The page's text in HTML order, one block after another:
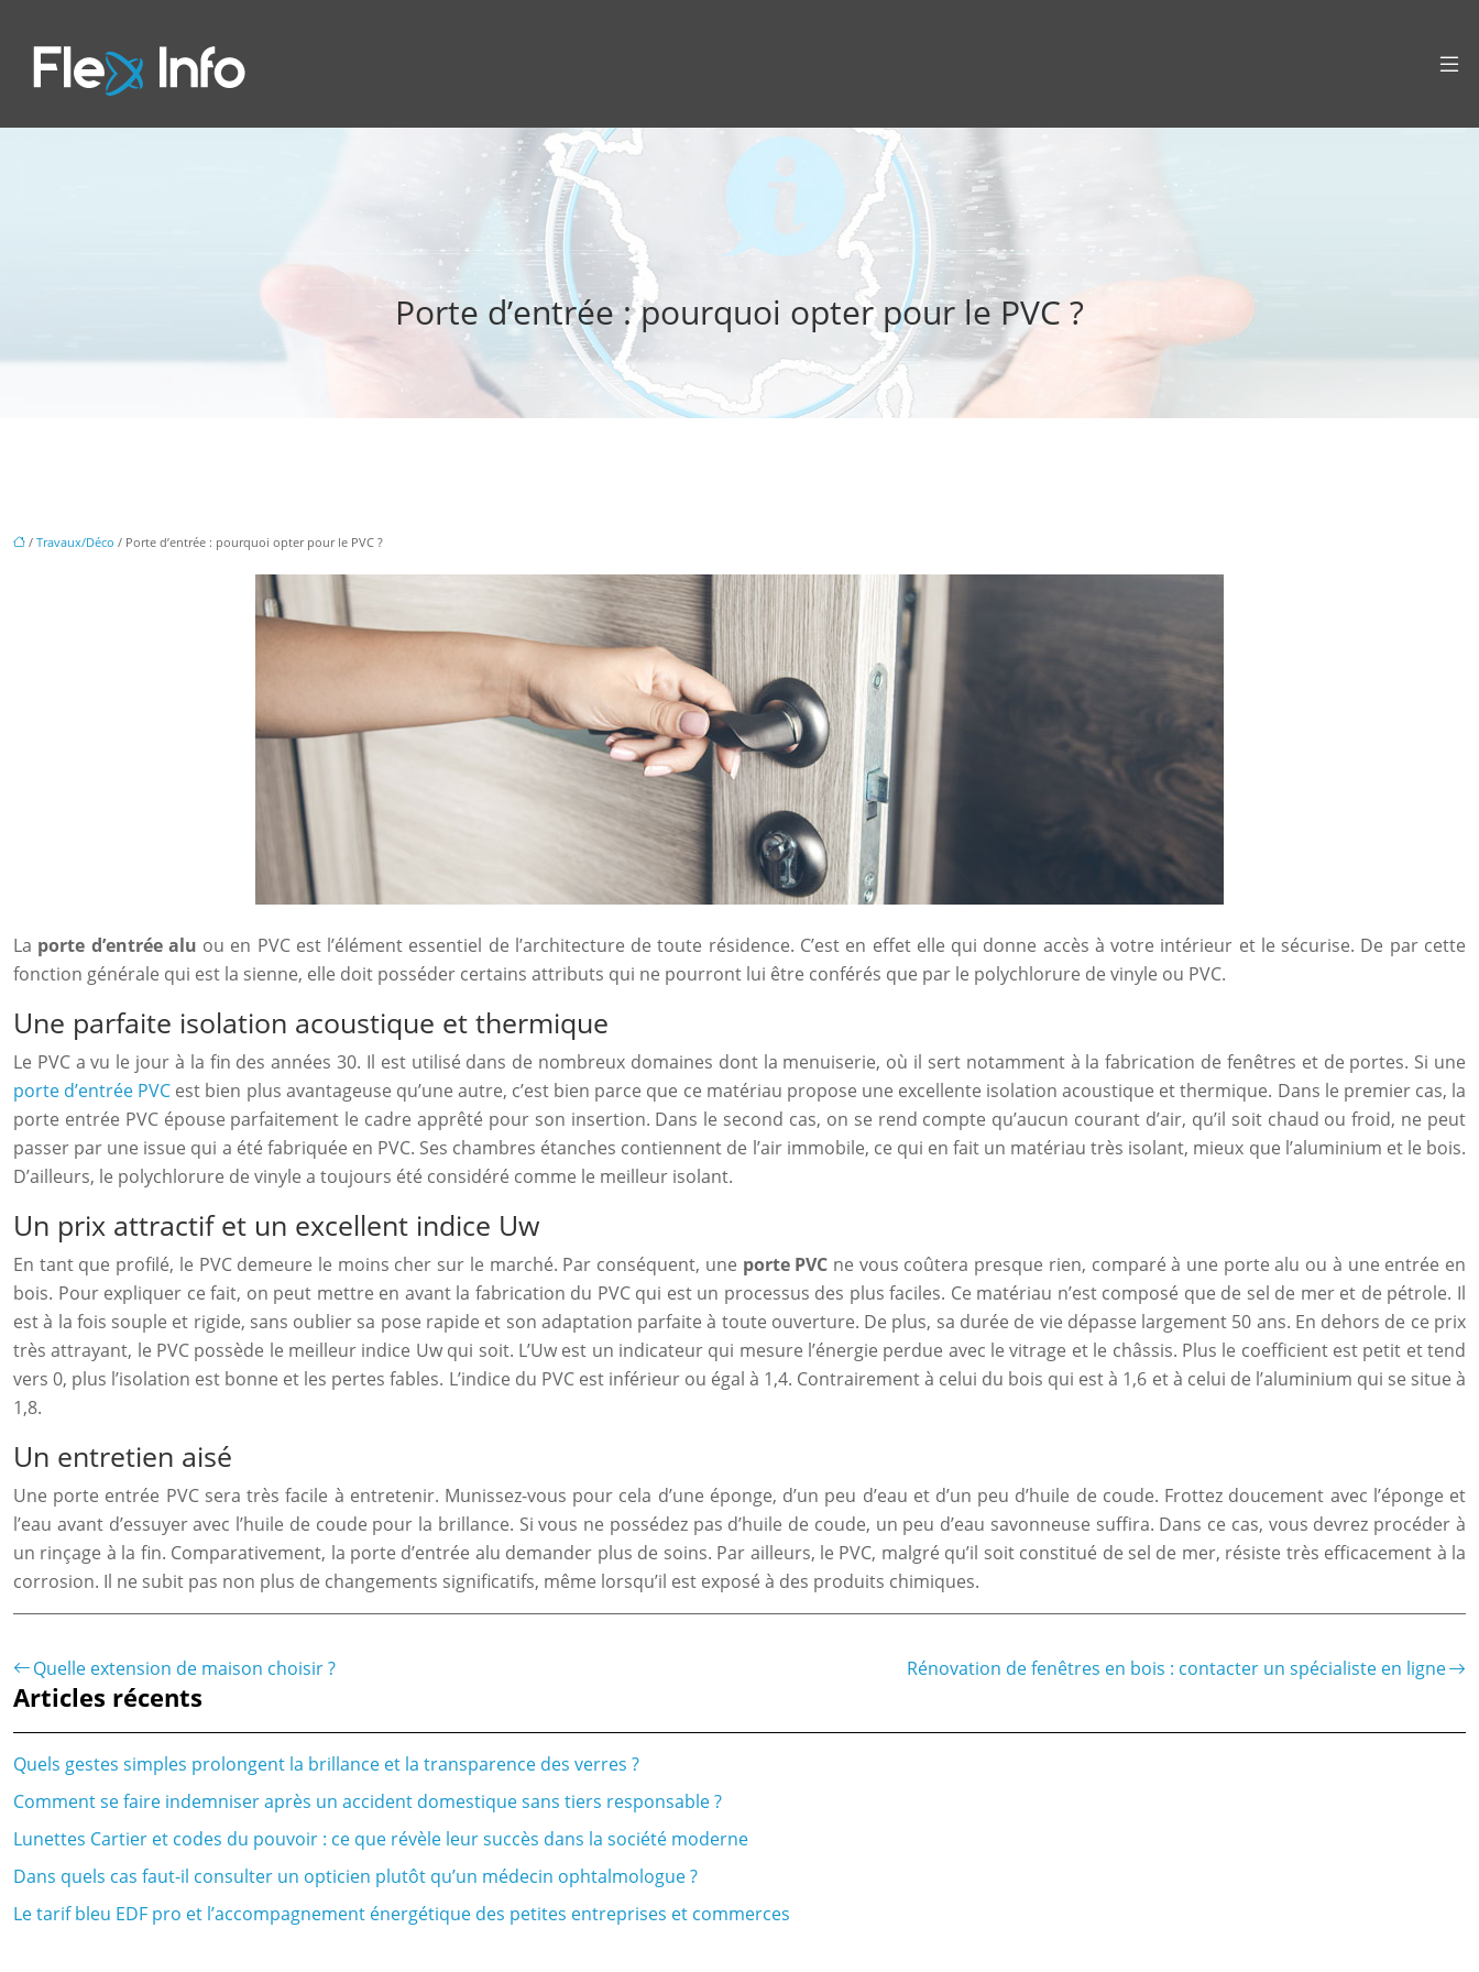
Porte d’entrée : pourquoi opter pour le PVC ?
/ Travaux/Déco / Porte d’entrée : pourquoi opter pour le PVC ?
La porte d’entrée alu ou en PVC est l’élément essentiel de l’architecture de toute résidence. C’est en effet elle qui donne accès à votre intérieur et le sécurise. De par cette
fonction générale qui est la sienne, elle doit posséder certains attributs qui ne pourront lui être conférés que par le polychlorure de vinyle ou PVC.
Une parfaite isolation acoustique et thermique
Le PVC a vu le jour à la fin des années 30. Il est utilisé dans de nombreux domaines dont la menuiserie, où il sert notamment à la fabrication de fenêtres et de portes. Si une
porte d’entrée PVC est bien plus avantageuse qu’une autre, c’est bien parce que ce matériau propose une excellente isolation acoustique et thermique. Dans le premier cas, la
porte entrée PVC épouse parfaitement le cadre apprêté pour son insertion. Dans le second cas, on se rend compte qu’aucun courant d’air, qu’il soit chaud ou froid, ne peut
passer par une issue qui a été fabriquée en PVC. Ses chambres étanches contiennent de l’air immobile, ce qui en fait un matériau très isolant, mieux que l’aluminium et le bois.
D’ailleurs, le polychlorure de vinyle a toujours été considéré comme le meilleur isolant.
Un prix attractif et un excellent indice Uw
En tant que profilé, le PVC demeure le moins cher sur le marché. Par conséquent, une porte PVC ne vous coûtera presque rien, comparé à une porte alu ou à une entrée en
bois. Pour expliquer ce fait, on peut mettre en avant la fabrication du PVC qui est un processus des plus faciles. Ce matériau n’est composé que de sel de mer et de pétrole. Il
est à la fois souple et rigide, sans oublier sa pose rapide et son adaptation parfaite à toute ouverture. De plus, sa durée de vie dépasse largement 50 ans. En dehors de ce prix
très attrayant, le PVC possède le meilleur indice Uw qui soit. L’Uw est un indicateur qui mesure l’énergie perdue avec le vitrage et le châssis. Plus le coefficient est petit et tend
vers 0, plus l’isolation est bonne et les pertes fables. L’indice du PVC est inférieur ou égal à 1,4. Contrairement à celui du bois qui est à 1,6 et à celui de l’aluminium qui se situe à
1,8.
Un entretien aisé
Une porte entrée PVC sera très facile à entretenir. Munissez-vous pour cela d’une éponge, d’un peu d’eau et d’un peu d’huile de coude. Frottez doucement avec l’éponge et
l’eau avant d’essuyer avec l’huile de coude pour la brillance. Si vous ne possédez pas d’huile de coude, un peu d’eau savonneuse suffira. Dans ce cas, vous devrez procéder à
un rinçage à la fin. Comparativement, la porte d’entrée alu demander plus de soins. Par ailleurs, le PVC, malgré qu’il soit constitué de sel de mer, résiste très efficacement à la
corrosion. Il ne subit pas non plus de changements significatifs, même lorsqu’il est exposé à des produits chimiques.
Quelle extension de maison choisir ? Rénovation de fenêtres en bois : contacter un spécialiste en ligne
Articles récents
Quels gestes simples prolongent la brillance et la transparence des verres ?
Comment se faire indemniser après un accident domestique sans tiers responsable ?
Lunettes Cartier et codes du pouvoir : ce que révèle leur succès dans la société moderne
Dans quels cas faut-il consulter un opticien plutôt qu’un médecin ophtalmologue ?
Le tarif bleu EDF pro et l’accompagnement énergétique des petites entreprises et commerces